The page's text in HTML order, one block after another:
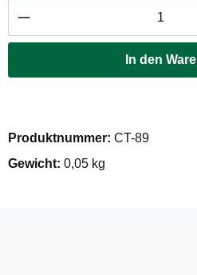
Produkt Anzahl: Gib
In den
Produktnummer: CT-89
Gewicht: 0,05 kg